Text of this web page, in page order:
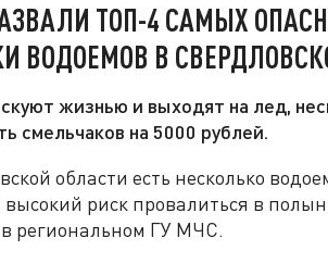
ТОП-4 САМЫХ
ВОДОЕМОВ В
жизнью и выходят на лед,
смельчаков на 5000 рублей.
области есть несколько
высокий риск провалиться в
региональном ГУ МЧС.